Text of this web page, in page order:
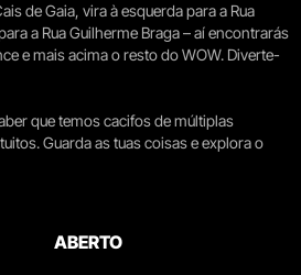
de Gaia, vira à esquerda para a Rua
a Rua Guilherme Braga – aí encontrarás
e mais acima o resto do WOW. Diverte-
que temos cacifos de múltiplas
Guarda as tuas coisas e explora o
ABERTO